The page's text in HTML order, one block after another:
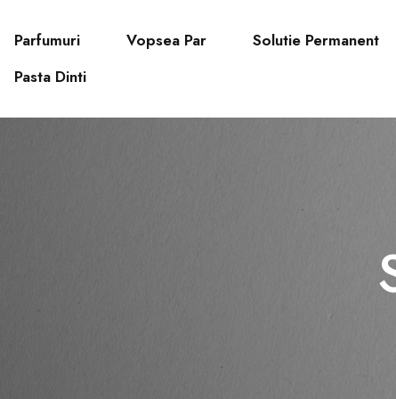
Parfumuri Vopsea Par
Solutie Permanent
Pasta Dinti